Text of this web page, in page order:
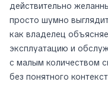
действительно
просто шумно
как владелец
эксплуатацию и
с малым количеством
без понятного